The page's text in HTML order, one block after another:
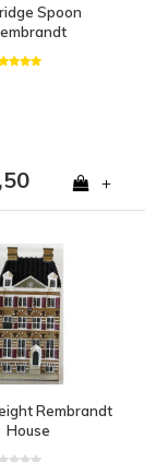
Spoon
+
Rembrandt
House